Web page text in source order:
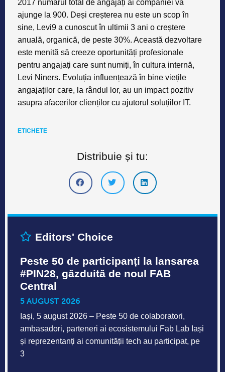
2017 numărul total de angajați ai companiei va
ajunge la 900. Deși creșterea nu este un scop în
sine, Levi9 a cunoscut în ultimii 3 ani o creștere
anuală, organică, de peste 30%. Această dezvoltare
este menită să creeze oportunități profesionale
pentru angajați care sunt numiți, în cultura internă,
Levi Niners. Evoluția influențează în bine viețile
angajaților care, la rândul lor, au un impact pozitiv
asupra afacerilor clienților cu ajutorul soluțiilor IT.
ETICHETE
Distribuie și tu:
Editors' Choice
Peste 50 de participanți la lansarea
#PIN28, găzduită de noul FAB
Central
5 AUGUST 2026
Iași, 5 august 2026 – Peste 50 de colaboratori,
ambasadori, parteneri ai ecosistemului Fab Lab Iași
și reprezentanți ai comunității tech au participat, pe
3